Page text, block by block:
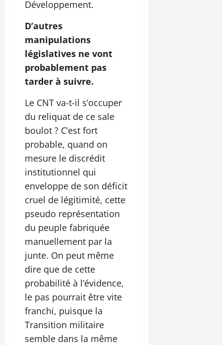
Développement.
D’autres
manipulations
législatives ne vont
probablement pas
tarder à suivre.
Le CNT va-t-il s’occuper
du reliquat de ce sale
boulot ? C’est fort
probable, quand on
mesure le discrédit
institutionnel qui
enveloppe de son déficit
cruel de légitimité, cette
pseudo représentation
du peuple fabriquée
manuellement par la
junte. On peut même
dire que de cette
probabilité à l’évidence,
le pas pourrait être vite
franchi, puisque la
Transition militaire
semble dans la même